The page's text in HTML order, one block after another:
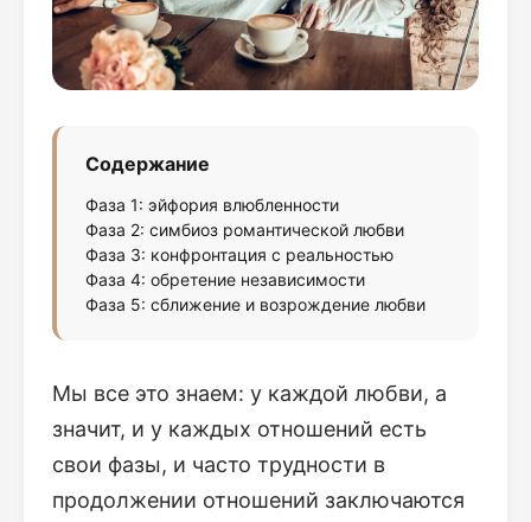
Содержание
Фаза 1: эйфория влюбленности
Фаза 2: симбиоз романтической любви
Фаза 3: конфронтация с реальностью
Фаза 4: обретение независимости
Фаза 5: сближение и возрождение любви
Мы все это знаем: у каждой любви, а
значит, и у каждых отношений есть
свои фазы, и часто трудности в
продолжении отношений заключаются